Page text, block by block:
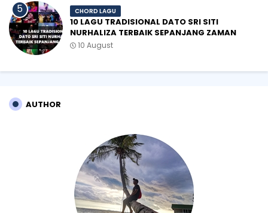
CHORD LAGU
10 LAGU TRADISIONAL DATO SRI SITI
NURHALIZA TERBAIK SEPANJANG ZAMAN
10 August
AUTHOR